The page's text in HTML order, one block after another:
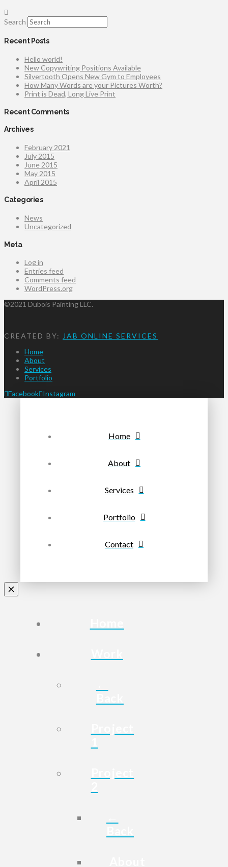
Search
Recent Posts
Hello world!
New Copywriting Positions Available
Silvertooth Opens New Gym to Employees
How Many Words are your Pictures Worth?
Print is Dead, Long Live Print
Recent Comments
Archives
February 2021
July 2015
June 2015
May 2015
April 2015
Categories
News
Uncategorized
Meta
Log in
Entries feed
Comments feed
WordPress.org
©2021 Dubois Painting LLC.
CREATED BY:
JAB ONLINE SERVICES
Home
About
Services
Portfolio
Facebook Instagram
Home
About
Services
Portfolio
Contact